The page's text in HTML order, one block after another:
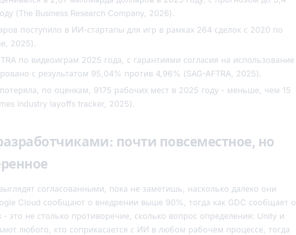
(The Business Research Company, 2026).
поступило в ИИ-стартапы для игр в рамках 264 сделок с 2020 по
2025).
по видеоиграм 2025 года, с гарантиями согласия на использование
с результатом 95,04% против 4,96% (SAG-AFTRA, 2025).
по оценкам, 9175 рабочих мест в 2025 году - меньше, чем 15
industry layoffs tracker, 2025).
почти повсеместное, но
согласованными, пока не заметишь, насколько далеко они
Cloud сообщают о внедрении выше 90%, тогда как GDC сообщает о
- это не столько противоречие, сколько вопрос определения: Unity и
любого, кто соприкасается с ИИ в любом рабочем процессе, тогда